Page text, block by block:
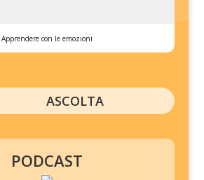
Apprendere con le emozioni
ASCOLTA
PODCAST